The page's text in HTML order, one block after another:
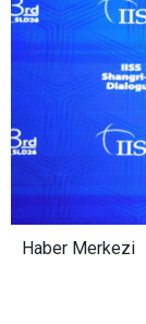
Haber Merkezi